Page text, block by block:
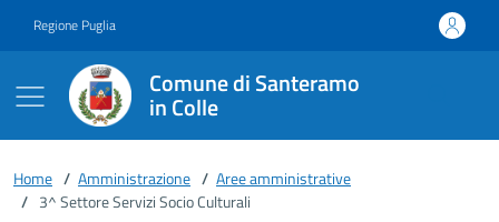
Regione Puglia
Comune di Santeramo
in Colle
Home / Amministrazione / Aree amministrative
/ 3^ Settore Servizi Socio Culturali